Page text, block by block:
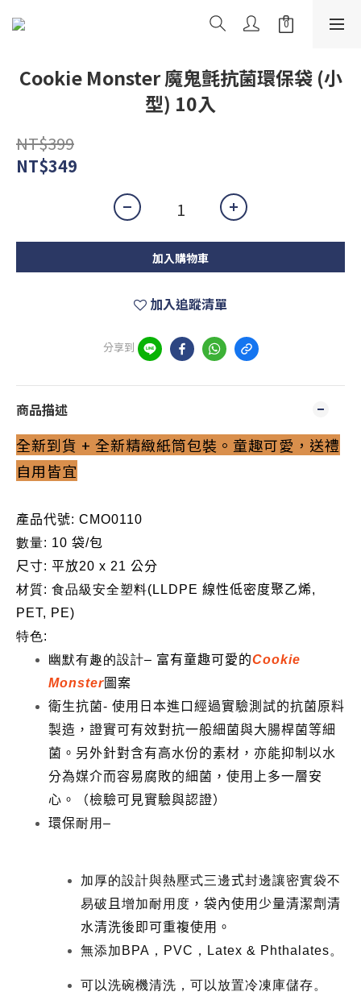
Cookie Monster 魔鬼氈抗菌環保袋 (小
型) 10入
NT$399
NT$349
加入購物車
加入追蹤清單
分享到
商品描述
全新到貨 + 全新精緻紙筒包裝。童趣可愛，送禮
自用皆宜
產品代號: CMO0110
數量: 10 袋/包
尺寸: 平放20 x 21 公分
材質: 食品級安全塑料(LLDPE 線性低密度聚乙烯,
PET, PE)
特色:
幽默有趣的設計– 富有童趣可愛的Cookie
Monster圖案
衛生抗菌- 使用日本進口經過實驗測試的抗菌原料
製造，證實可有效對抗一般細菌與大腸桿菌等細
菌。另外針對含有高水份的素材，亦能抑制以水
分為媒介而容易腐敗的細菌，使用上多一層安
心。（檢驗可見實驗與認證）
環保耐用 –
加厚的設計與熱壓式三邊式封邊讓密實袋不
易破 且 增加耐用度 ，袋內使用少量清潔劑清
水清洗後即可重複使用。
無添加 BPA ， PVC ， Latex & Phthalates。
可以洗碗機清洗，可以放置冷凍庫儲存。